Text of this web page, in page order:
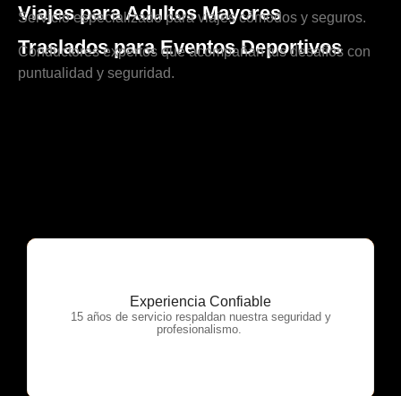
Viajes para Adultos Mayores
Servicio especializado para viajes cómodos y seguros.
Traslados para Eventos Deportivos
Conductores expertos que acompañan tus desafíos con
puntualidad y seguridad.
Experiencia Confiable
15 años de servicio respaldan nuestra seguridad y
profesionalismo.
OTP Servicios